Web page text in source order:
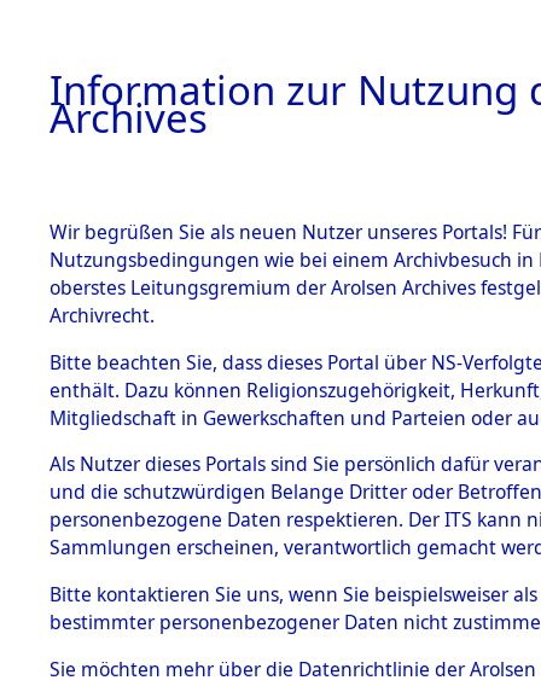
BESTÄNDE
1.
mente
5. Verschiedenes
5.3
Todesmärsche
5.3.1 Alliierte
Erhebungen
zu
Todesmärsch
en
Landkreis
Information zur Nutzung
Archives
Wir begrüßen Sie als neuen Nutzer unseres Portals!
Nutzungsbedingungen wie bei einem Archivbesuch
oberstes Leitungsgremium der Arolsen Archives
Archivrecht.
Bitte beachten Sie, dass dieses Portal über NS-
enthält. Dazu können Religionszugehörigkeit,
Mitgliedschaft in Gewerkschaften und Parteien oder
Als Nutzer dieses Portals sind Sie persönlich dafür
und die schutzwürdigen Belange Dritter oder
personenbezogene Daten respektieren. Der ITS
Sammlungen erscheinen, verantwortlich gemacht
Bitte kontaktieren Sie uns, wenn Sie beispielsweiser
bestimmter personenbezogener Daten nicht
Sie möchten mehr über die Datenrichtlinie der Arolsen